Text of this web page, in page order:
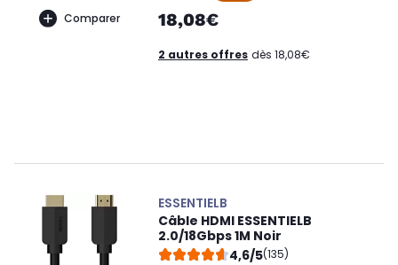
Comparer 18,08€
2 autres offres dès 18,08€
ESSENTIELB
Câble HDMI ESSENTIELB
2.0/18Gbps 1M Noir
4,6/5(135)